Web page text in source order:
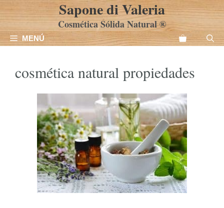
al
Sapone di Valeria
Cosmética Sólida Natural ®
MENÚ
cosmética natural propiedades